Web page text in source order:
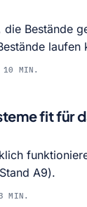
Bestände
Risiko und
10 MIN.
fit für
A9).
MIN.